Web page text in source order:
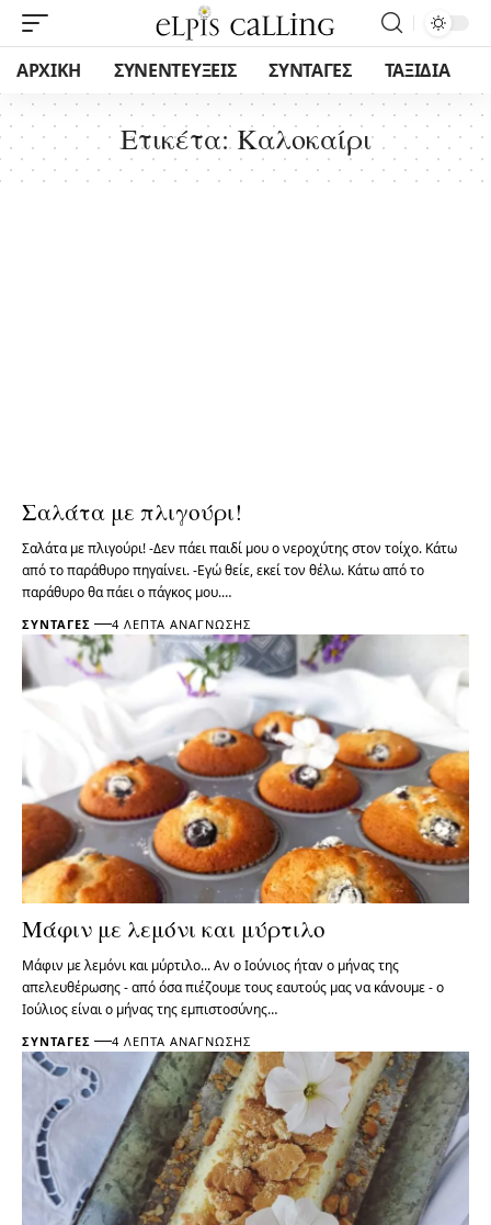
ΑΡΧΙΚΗ ΣΥΝΕΝΤΕΥΞΕΙΣ ΣΥΝΤΑΓΕΣ ΤΑΞΙΔΙΑ
Ετικέτα:Καλοκαίρι
Σαλάτα με πλιγούρι!
Σαλάτα με πλιγούρι! -Δεν πάει παιδί μου ο νεροχύτης στον τοίχο. Κάτω
από το παράθυρο πηγαίνει. -Εγώ θείε, εκεί τον θέλω. Κάτω από το
παράθυρο θα πάει ο πάγκος μου.…
ΣΥΝΤΑΓΈΣ 4 ΛΕΠΤΆ ΑΝΆΓΝΩΣΗΣ
Μάφιν με λεμόνι και μύρτιλο
Μάφιν με λεμόνι και μύρτιλο... Αν ο Ιούνιος ήταν ο μήνας της
απελευθέρωσης - από όσα πιέζουμε τους εαυτούς μας να κάνουμε - ο
Ιούλιος είναι ο μήνας της εμπιστοσύνης…
ΣΥΝΤΑΓΈΣ 4 ΛΕΠΤΆ ΑΝΆΓΝΩΣΗΣ